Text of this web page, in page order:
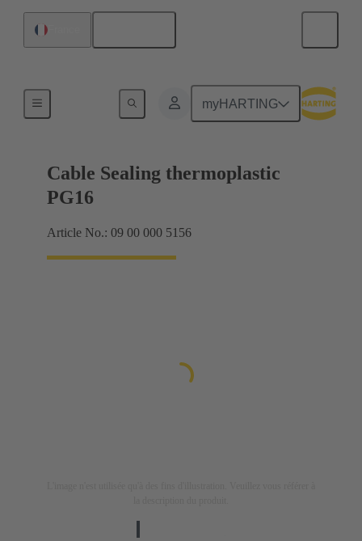
myHARTING
Presse-étoupes
Cable Sealing thermoplastic
PG16
Article No.: 09 00 000 5156